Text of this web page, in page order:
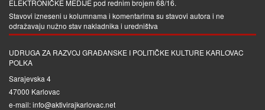
ELEKTRONIČKE MEDIJEpod rednim brojem 68/16.
Stavovi izneseni u kolumnama i komentarima su stavovi autora i ne
odražavaju nužno stav nakladnika i uredništva
UDRUGA ZA RAZVOJ GRAĐANSKE I POLITIČKE KULTURE KARLOVAC
POLKA
Sarajevska 4
47000 Karlovac
e-mail: info@aktivirajkarlovac.net